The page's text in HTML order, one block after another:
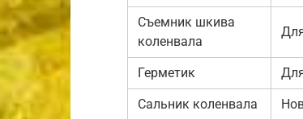
Съемник шкива
коленвала
Герметик
Сальник коленвала